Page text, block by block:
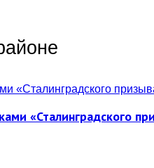
«Сталинградского